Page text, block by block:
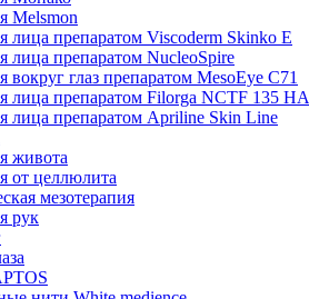
Melsmon
лица препаратом Viscoderm Skinko E
лица препаратом NucleoSpire
вокруг глаз препаратом MesoEye С71
лица препаратом Filorga NCTF 135 HA
лица препаратом Apriline Skin Line
живота
от целлюлита
мезотерапия
рук